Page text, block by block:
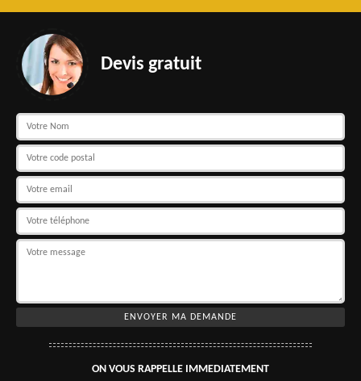
Devis gratuit
ON VOUS RAPPELLE IMMEDIATEMENT